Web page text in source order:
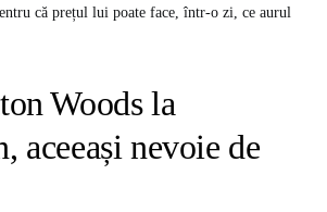
că prețul lui poate face, într-o zi, ce aurul
Woods la
aceeași nevoie de